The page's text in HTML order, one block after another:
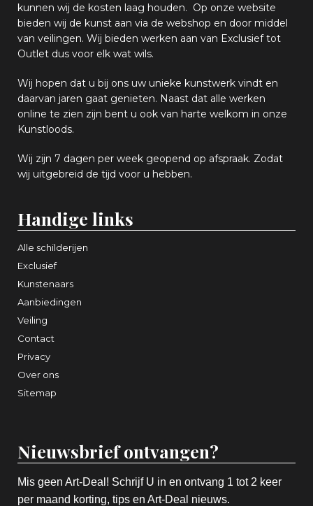
kunnen wij de kosten laag houden. Op onze website
bieden wij de kunst aan via de webshop en door middel
van veilingen. Wij bieden werken aan van Exclusief tot
Outlet dus voor elk wat wils.
Wij hopen dat u bij ons uw unieke kunstwerk vindt en
daarvan jaren gaat genieten. Naast dat alle werken
online te zien zijn bent u ook van harte welkom in onze
Kunstloods.
Wij zijn 7 dagen per week geopend op afspraak. Zodat
wij uitgebreid de tijd voor u hebben.
Handige links
Alle schilderijen
Exclusief
Kunstenaars
Aanbiedingen
Veiling
Contact
Privacy
Over ons
Sitemap
Nieuwsbrief ontvangen?
Mis geen Art-Deal! Schrijf U in en ontvang 1 tot 2 keer
per maand korting, tips en Art-Deal nieuws.